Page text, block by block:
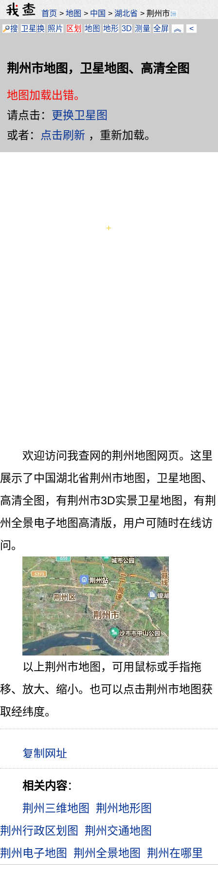
首页 >地图 > 中国 >湖北省 >荆州市
搜 卫星换 照片 区划 地图 地形 3D 测量 全屏 ︽ <
荆州市地图，卫星地图、高清全图
地图加载出错。
请点击： 更换卫星图
或者： 点击刷新 ，重新加载。
欢迎访问我查网的荆州地图网页。这里
展示了中国湖北省荆州市地图，卫星地图、
高清全图，有荆州市3D实景卫星地图，有荆
州全景电子地图高清版，用户可随时在线访
问。
以上荆州市地图，可用鼠标或手指拖
移、放大、缩小。也可以点击荆州市地图获
取经纬度。
相关内容：
荆州三维地图
荆州地形图
荆州行政区划图
荆州交通地图
荆州电子地图
荆州全景地图 荆州在哪里